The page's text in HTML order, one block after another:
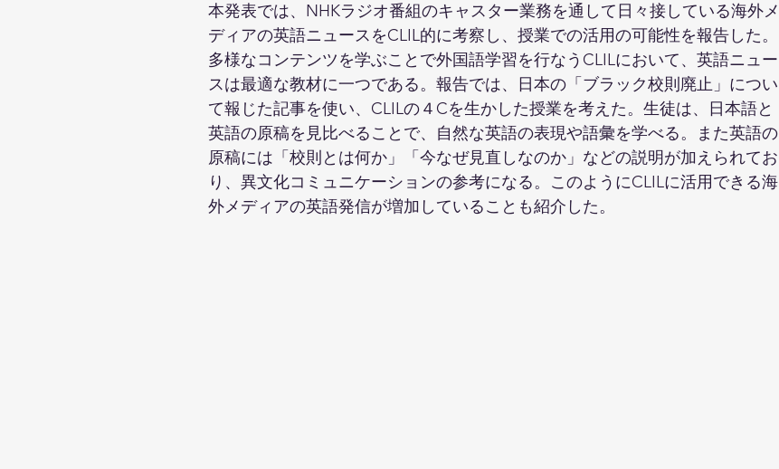
本発表では、NHKラジオ番組のキャスター業務を通して日々接している海外メ
ディアの英語ニュースをCLIL的に考察し、授業での活用の可能性を報告した。
多様なコンテンツを学ぶことで外国語学習を行なうCLILにおいて、英語ニュー
スは最適な教材に一つである。報告では、日本の「ブラック校則廃止」につい
て報じた記事を使い、CLILの４Cを生かした授業を考えた。生徒は、日本語と
英語の原稿を見比べることで、自然な英語の表現や語彙を学べる。また英語の
原稿には「校則とは何か」「今なぜ見直しなのか」などの説明が加えられてお
り、異文化コミュニケーションの参考になる。このようにCLILに活用できる海
外メディアの英語発信が増加していることも紹介した。